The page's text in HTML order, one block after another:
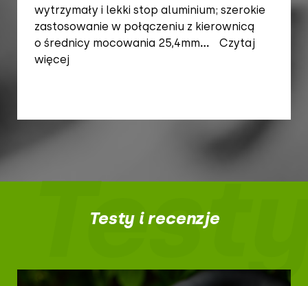
wytrzymały i lekki stop aluminium; szerokie
zastosowanie w połączeniu z kierownicą
o średnicy mocowania 25,4mm...
Czytaj
więcej
Testy
Testy i recenzje